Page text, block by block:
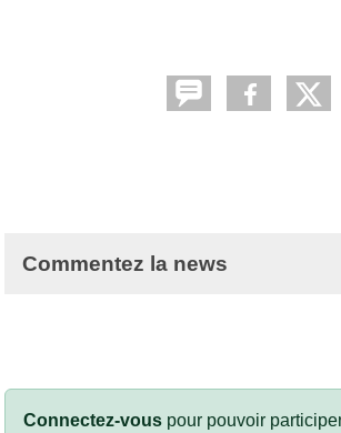
Commentez la news
Connectez-vous pour pouvoir